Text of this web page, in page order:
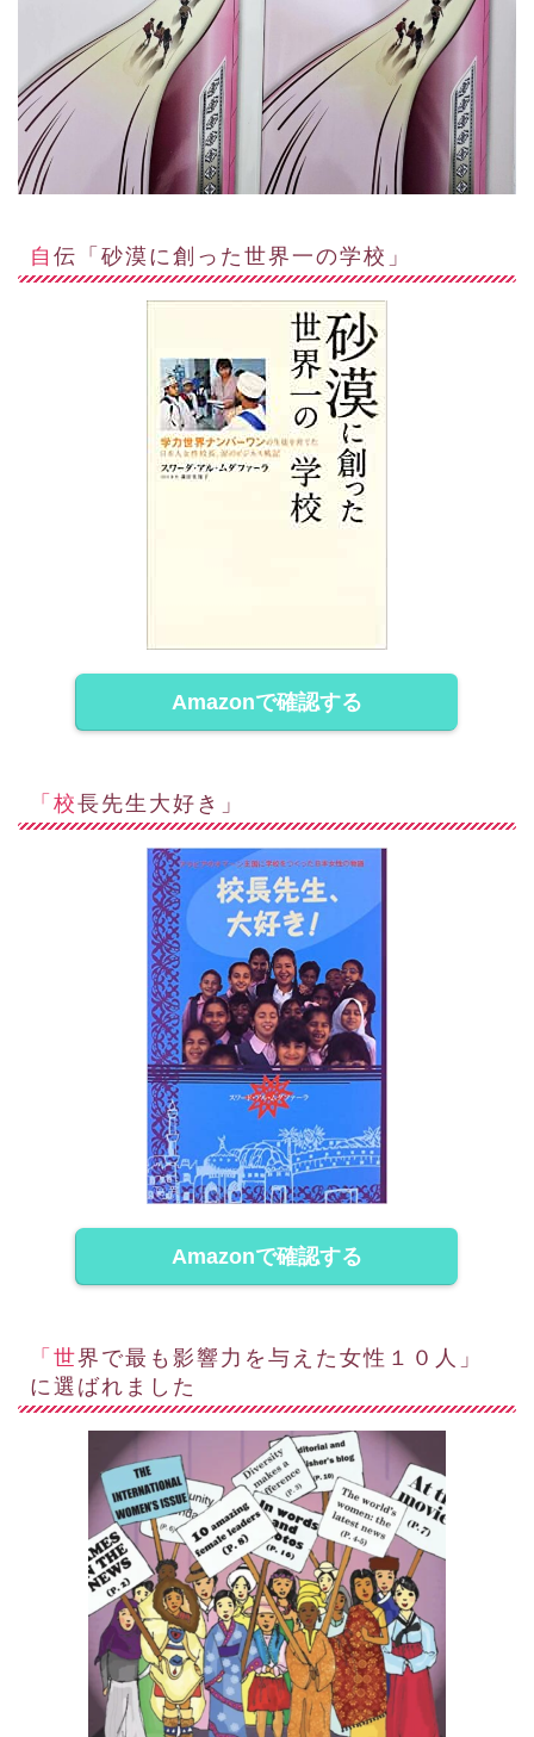
自伝「砂漠に創った世界一の学校」
Amazonで確認する
「校長先生大好き」
Amazonで確認する
「世界で最も影響力を与えた女性１０人」
に選ばれました